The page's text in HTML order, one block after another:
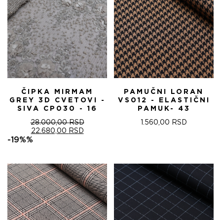
ČIPKA MIRMAM
GREY 3D CVETOVI -
SIVA CP030 - 16
28.000,00RSD
ОРИГИНАЛНА
ЦЕНА
28.000,00 RSD.
22.680,00 RSDТРЕНУТНА
-19%%
PAMUČNI LORAN
VS012 - ELASTIČNI
PAMUK- 43
1.560,00 RSD